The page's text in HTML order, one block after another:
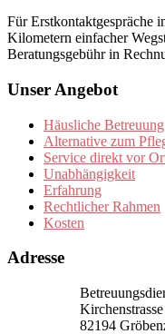
Für Erstkontaktgespräche
Kilometern einfacher
Beratungsgebühr in
Unser Angebot
Häusliche Betreuung
Alternative zum
Service direkt vor
Unabhängigkeit
Erfahrung
Rechtlicher Rahmen
Kosten
Adresse
82194